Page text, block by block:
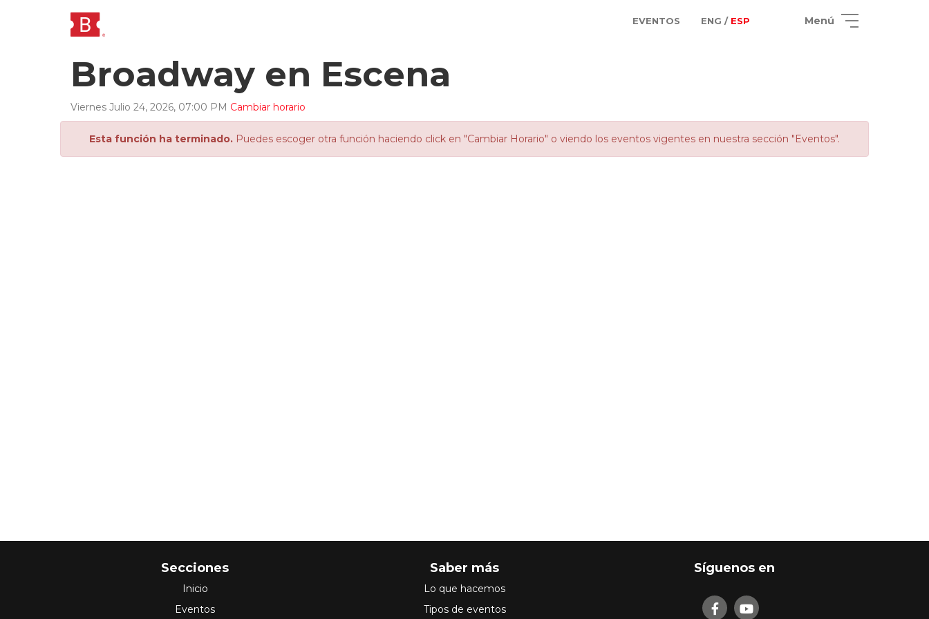
EVENTOS ENG / ESP Menú
Broadway en Escena
Viernes Julio 24, 2026, 07:00 PM Cambiar horario
Esta función ha terminado. Puedes escoger otra función haciendo click en "Cambiar Horario" o viendo los eventos vigentes en nuestra sección "Eventos".
Secciones
Inicio
Eventos
Saber más
Lo que hacemos
Tipos de eventos
Síguenos en